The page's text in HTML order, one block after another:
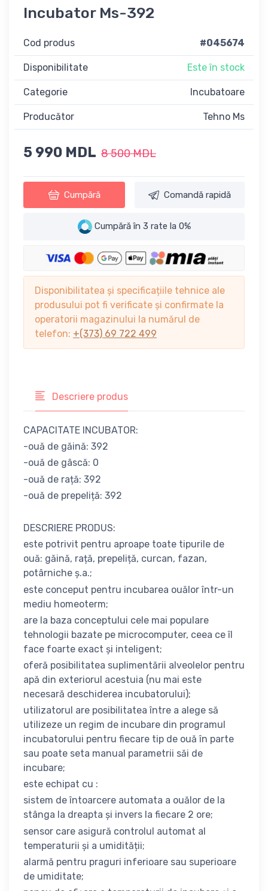
Incubator Ms-392
Cod produs #045674
Disponibilitate Este în stock
Categorie Incubatoare
Producător Tehno Ms
5 990 MDL 8 500 MDL
Cumpără Comandă rapidă
Cumpără în 3 rate la 0%
Disponibilitatea și specificațiile tehnice ale
produsului pot fi verificate și confirmate la
operatorii magazinului la numărul de
telefon: +(373) 69 722 499
Descriere produs
CAPACITATE INCUBATOR:
-ouă de găină: 392
-ouă de gâscă: 0
-ouă de rață: 392
-ouă de prepeliță: 392
DESCRIERE PRODUS:
este potrivit pentru aproape toate tipurile de
ouă: găină, rață, prepeliță, curcan, fazan,
potârniche ș.a.;
este conceput pentru incubarea ouălor într-un
mediu homeoterm;
are la baza conceptului cele mai populare
tehnologii bazate pe microcomputer, ceea ce îl
face foarte exact și inteligent;
oferă posibilitatea suplimentării alveolelor pentru
apă din exteriorul acestuia (nu mai este
necesară deschiderea incubatorului);
utilizatorul are posibilitatea între a alege să
utilizeze un regim de incubare din programul
incubatorului pentru fiecare tip de ouă în parte
sau poate seta manual parametrii săi de
incubare;
este echipat cu :
sistem de întoarcere automata a ouălor de la
stânga la dreapta și invers la fiecare 2 ore;
sensor care asigură controlul automat al
temperaturii și a umidității;
alarmă pentru praguri inferioare sau superioare
de umiditate;